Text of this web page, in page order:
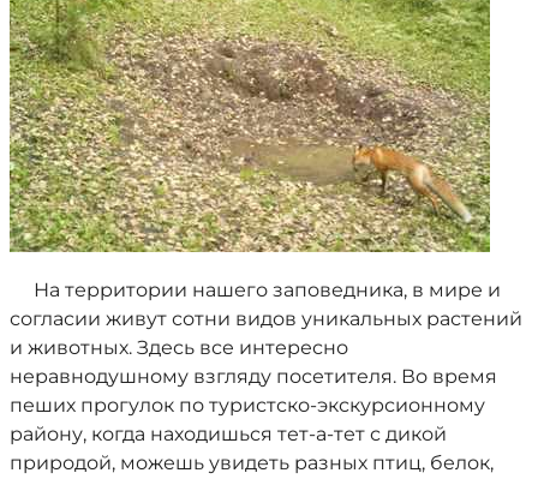
На территории нашего заповедника, в мире и
согласии живут сотни видов уникальных растений
и животных. Здесь все интересно
неравнодушному взгляду посетителя. Во время
пеших прогулок по туристско-экскурсионному
району, когда находишься тет-а-тет с дикой
природой, можешь увидеть разных птиц, белок,